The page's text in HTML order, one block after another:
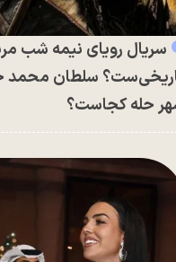
سریال رویای نیمه شب
سلطان محمد
حله کجاست؟